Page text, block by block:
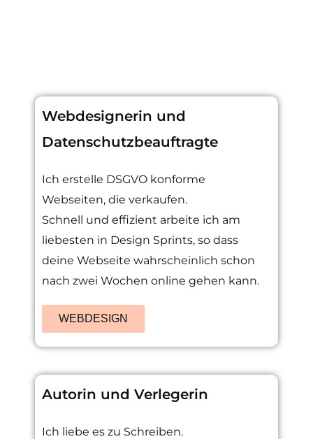
Webdesignerin und
Datenschutzbeauftragte
Ich erstelle DSGVO konforme
Webseiten, die verkaufen.
Schnell und effizient arbeite ich am
liebesten in Design Sprints, so dass
deine Webseite wahrscheinlich schon
nach zwei Wochen online gehen kann.
WEBDESIGN
Autorin und Verlegerin
Ich liebe es zu Schreiben.